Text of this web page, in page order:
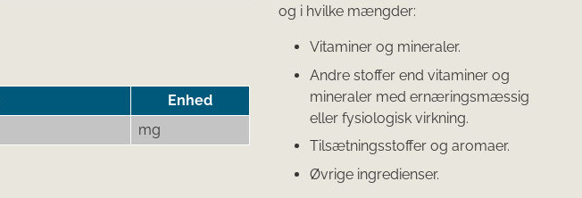
Enhed
mg
og i hvilke mængder:
Vitaminer og mineraler.
Andre stoffer end vitaminer og
mineraler med ernæringsmæssig
eller fysiologisk virkning.
Tilsætningsstoffer og aromaer.
Øvrige ingredienser.